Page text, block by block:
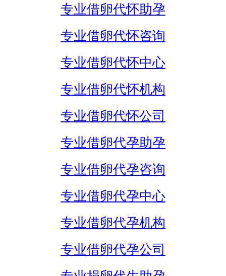
专业借卵代怀助孕
专业借卵代怀咨询
专业借卵代怀中心
专业借卵代怀机构
专业借卵代怀公司
专业借卵代孕助孕
专业借卵代孕咨询
专业借卵代孕中心
专业借卵代孕机构
专业借卵代孕公司